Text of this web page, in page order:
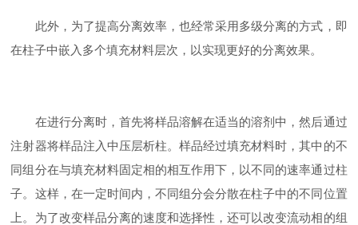
此外，为了提高分离效率，也经常采用多级分离的方式，即
在柱子中嵌入多个填充材料层次，以实现更好的分离效果。
在进行分离时，首先将样品溶解在适当的溶剂中，然后通过
注射器将样品注入中压层析柱。样品经过填充材料时，其中的不
同组分在与填充材料固定相的相互作用下，以不同的速率通过柱
子。这样，在一定时间内，不同组分会分散在柱子中的不同位置
上。为了改变样品分离的速度和选择性，还可以改变流动相的组